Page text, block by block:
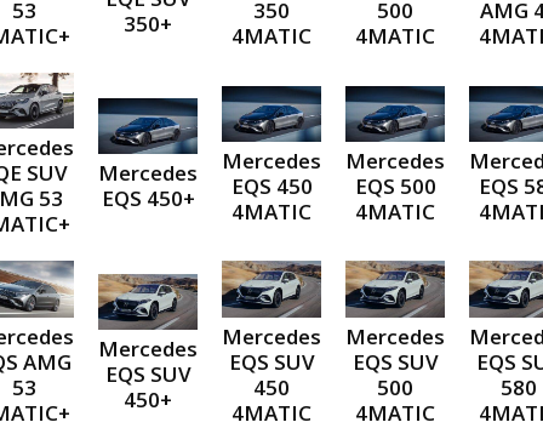
53
350+
350
4MATIC
500
4MATIC
AMG
SUV
53
Mercedes
EQS 450+
Mercedes
EQS 450
4MATIC
Mercedes
EQS 500
4MATIC
EQS
AMG
53
Mercedes
EQS SUV
450+
Mercedes
EQS SUV
450
4MATIC
Mercedes
EQS SUV
500
4MATIC
EQS
580